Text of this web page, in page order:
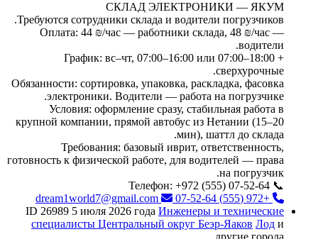
СКЛАД ЭЛЕКТРОНИКИ — ЯКУМ
Требуются сотрудники склада и водители погрузчиков.
Оплата: 44 ₪/час — работники склада, 48 ₪/час —
водители.
График: вс–чт, 07:00–16:00 или 07:00–18:00 +
сверхурочные.
Обязанности: сортировка, упаковка, раскладка, фасовка
электроники. Водители — работа на погрузчике.
Условия: оформление сразу, стабильная работа в
крупной компании, прямой автобус из Нетании (15–20
мин), шаттл до склада.
Требования: базовый иврит, ответственность,
готовность к физической работе, для водителей — права
на погрузчик.
📞 Телефон: +972 (555) 07-52-64
+972 (555) 07-52-64
ID 26989 5 июля 2026 года Инженеры и технические
специалисты Центральный округ Беэр-Яаков Лод и